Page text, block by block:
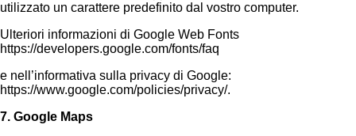
utilizzato un carattere predefinito dal vostro computer.
Ulteriori informazioni di Google Web Fonts
https://developers.google.com/fonts/faq
e nell’informativa sulla privacy di Google:
https://www.google.com/policies/privacy/.
7. Google Maps